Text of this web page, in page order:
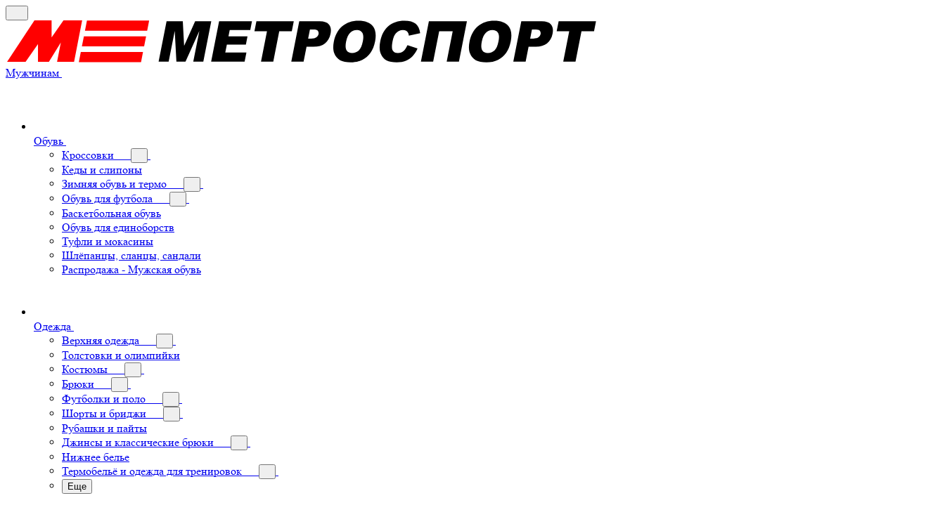
Мужчинам
Обувь
Кроссовки
Кеды и слипоны
Зимняя обувь и термо
Обувь для футбола
Баскетбольная обувь
Обувь для единоборств
Туфли и мокасины
Шлёпанцы, сланцы, сандали
Распродажа - Мужская обувь
Одежда
Верхняя одежда
Толстовки и олимпийки
Костюмы
Брюки
Футболки и поло
Шорты и бриджи
Рубашки и пайты
Джинсы и классические брюки
Нижнее белье
Термобельё и одежда для тренировок
Еще